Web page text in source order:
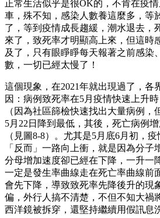
正常生活似乎是很OK的，不肯在疫
車，殊不知，感染人數養這麼多，等
了，等到疫情成長趨緩，潮水退去，
來了，致死率才明顯高上來，但這時
及了，只有眼睜睜每天報著之前感染
數，一切已經太慢了！
這個現象，在2021年就出現過了，各
因：病例致死率在5月疫情快速上升
（因為社區篩檢快速找出大量病例，
5月22日降到最低，其後，死亡病例
（見圖8-8）。尤其是5月底6月初，
「反而」一路向上衝，就是因為分
分母增加速度卻已經在下降，一升一
一定是發生率曲線走在死亡率曲線前
會先下降，導致致死率先降後升的現
偏，外行人搞不清楚，不但不知大禍
西洋鏡被拆穿，還堅持繼續用假訊息